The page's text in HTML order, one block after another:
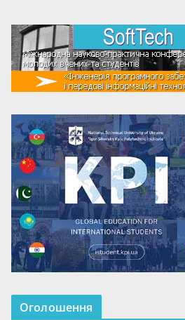
Оголошення